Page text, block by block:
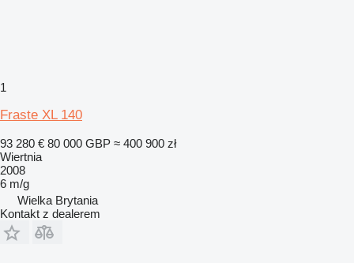
1
Fraste XL 140
93 280 € 80 000 GBP ≈ 400 900 zł
Wiertnia
2008
6 m/g
Wielka Brytania
Kontakt z dealerem